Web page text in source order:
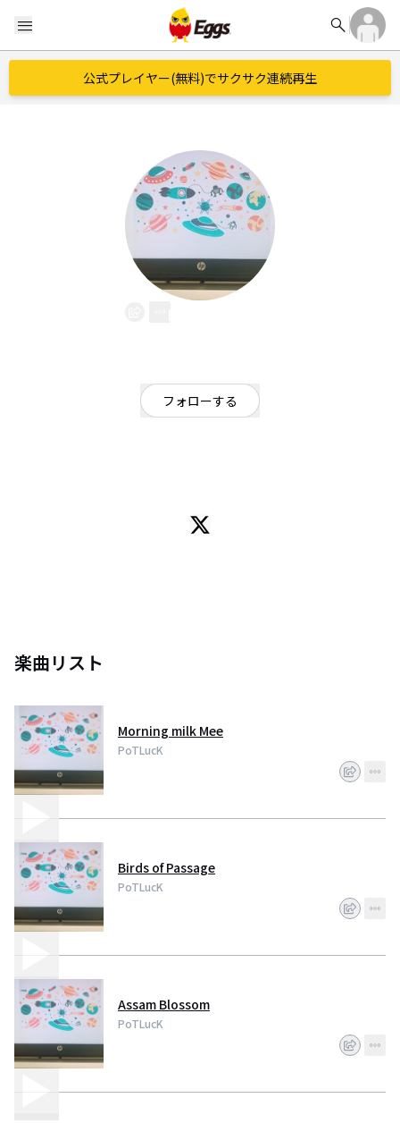
menu search
公式プレイヤー(無料)でサクサク連続再生
フォローする
楽曲リスト
Morning milk Mee
PoTLucK
Birds of Passage
PoTLucK
Assam Blossom
PoTLucK